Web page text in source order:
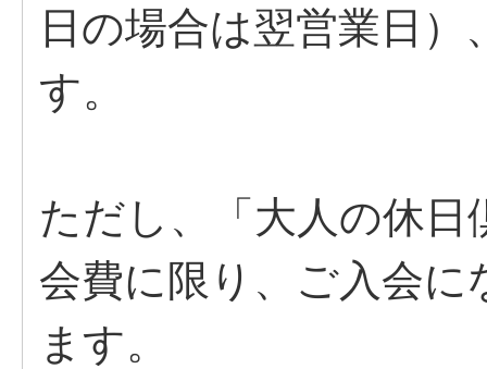
日の場合は翌営業日
す。
ただし、「大人の休
会費に限り、ご入会
ます。